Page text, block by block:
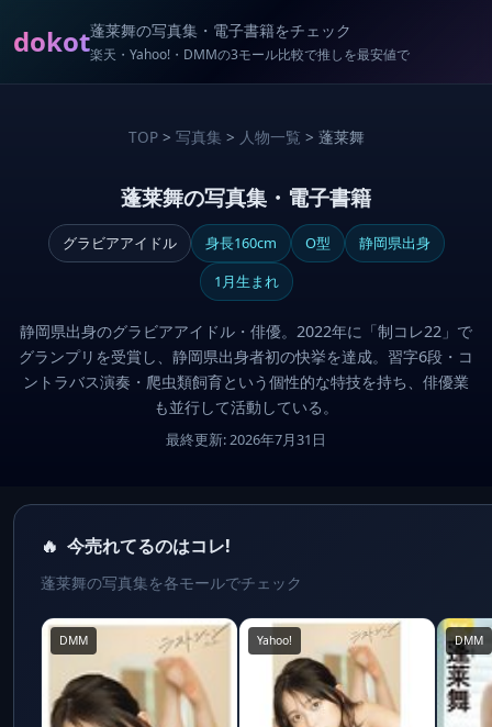
dokot蓬莱舞の写真集・電子書籍をチェック
楽天・Yahoo!・DMMの3モール比較で推しを最安値で
TOP> 写真集 > 人物一覧 > 蓬莱舞
蓬莱舞の写真集・電子書籍
グラビアアイドル 身長160cm O型
静岡県出身
1月生まれ
静岡県出身のグラビアアイドル・俳優。2022年に「制コレ22」で
グランプリを受賞し、静岡県出身者初の快挙を達成。習字6段・コ
ントラバス演奏・爬虫類飼育という個性的な特技を持ち、俳優業
も並行して活動している。
最終更新: 2026年7月31日
🔥 今売れてるのはコレ!
蓬莱舞の写真集を各モールでチェック
DMM Yahoo! DMM